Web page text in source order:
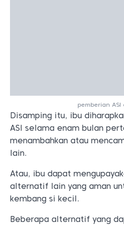
pemberian ASI
Disamping itu, ibu
ASI selama enam bulan
menambahkan atau
lain.
Atau, ibu dapat
alternatif lain yang aman
kembang si kecil.
Beberapa alternatif yang